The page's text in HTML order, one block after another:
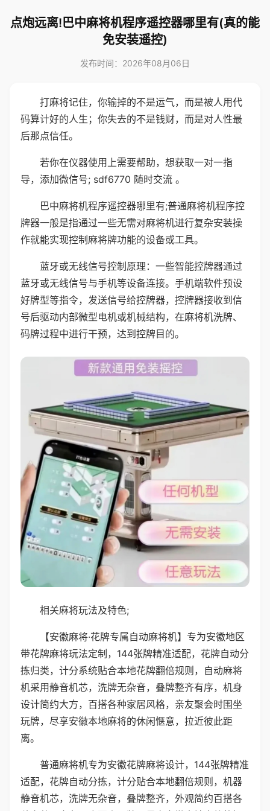
点炮远离!巴中麻将机程序遥控器哪里有(真的能
免安装遥控)
发布时间：2026年08月06日
打麻将记住，你输掉的不是运气，而是被人用代
码算计好的人生；你失去的不是钱财，而是对人性最
后那点信任。
若你在仪器使用上需要帮助，想获取一对一指
导，添加微信号; sdf6770 随时交流 。
巴中麻将机程序遥控器哪里有;普通麻将机程序控
牌器一般是指通过一些无需对麻将机进行复杂安装操
作就能实现控制麻将牌功能的设备或工具。
蓝牙或无线信号控制原理：一些智能控牌器通过
蓝牙或无线信号与手机等设备连接。手机端软件预设
好牌型等指令，发送信号给控牌器，控牌器接收到信
号后驱动内部微型电机或机械结构，在麻将机洗牌、
码牌过程中进行干预，达到控牌目的。
相关麻将玩法及特色;
【安徽麻将·花牌专属自动麻将机】专为安徽地区
带花牌麻将玩法定制，144张牌精准适配，花牌自动分
拣归类，计分系统贴合本地花牌翻倍规则，自动麻将
机采用静音机芯，洗牌无杂音，叠牌整齐有序，机身
设计简约大方，百搭各种家居风格，亲友聚会时围坐
玩牌，尽享安徽本地麻将的休闲惬意，拉近彼此距
离。
普通麻将机专为安徽花牌麻将设计，144张牌精准
适配，花牌自动分拣，计分贴合本地翻倍规则，机器
静音机芯，洗牌无杂音，叠牌整齐，外观简约百搭各